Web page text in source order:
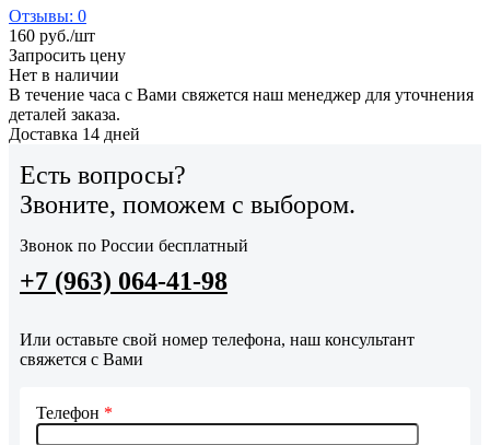
Отзывы: 0
160 руб./шт
Запросить цену
Нет в наличии
В течение часа с Вами свяжется наш менеджер для уточнения
деталей заказа.
Доставка 14 дней
Есть вопросы?
Звоните, поможем с выбором.
Звонок по России бесплатный
+7 (963) 064-41-98
Или оставьте свой номер телефона, наш консультант
свяжется с Вами
Телефон *